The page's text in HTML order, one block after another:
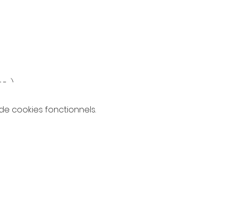
: )
de 2€ est suggérée pour
dans une salle plus
Nous ne pouvons
bureau.
cookies fonctionnels.